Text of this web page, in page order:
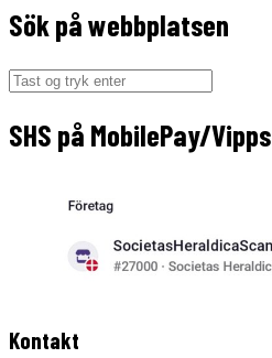
Sök på webbplatsen
Søg
SHS på MobilePay/Vipps
Kontakt